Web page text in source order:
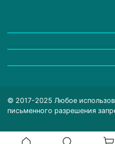
© 2017-2025 Любое
письменного разрешения